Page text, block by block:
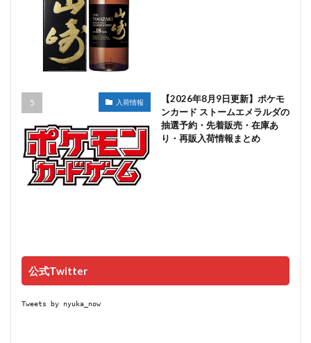
入荷情報
【2026年8月9日更新】ポケモ
ンカード ストームエメラルダの
抽選予約・先着販売・在庫あ
り・再販入荷情報まとめ
公式Twitter
Tweets by nyuka_now